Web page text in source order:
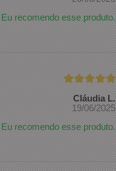
Eu recomendo esse produto.
Cláudia L.
19/06/2025
Eu recomendo esse produto.